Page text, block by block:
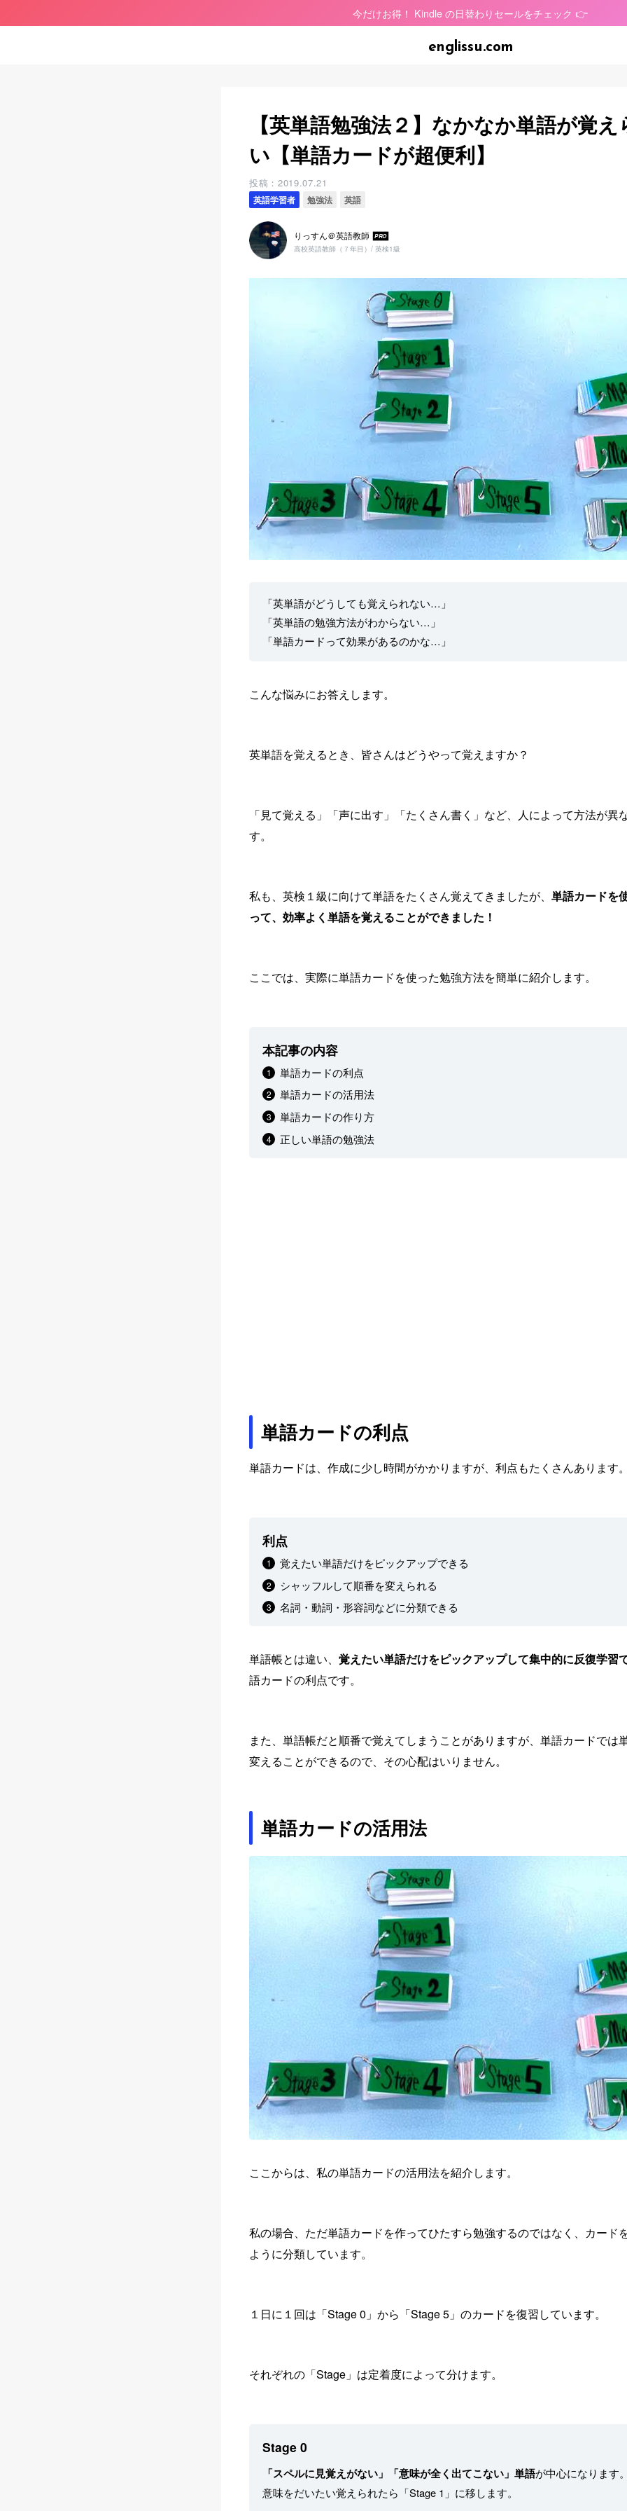
今だけお得！ Kindle の日替わりセールをチェック 👉
【英単語勉強法２】なかなか単語が覚
い【単語カードが超便利】
投稿： 2019.07.21
英語学習者 勉強法 英語
りっすん＠英語教師 PRO
高校英語教師（７年目）/ 英検1級
「英単語がどうしても覚えられない…」
「英単語の勉強方法がわからない…」
「単語カードって効果があるのかな…」
こんな悩みにお答えします。
英単語を覚えるとき、皆さんはどうやって覚えますか？
「見て覚える」「声に出す」「たくさん書く」など、人によって方法が異
す。
私も、英検１級に向けて単語をたくさん覚えてきましたが、 単語カードを
って、効率よく単語を覚えることができました！
ここでは、実際に単語カードを使った勉強方法を簡単に紹介します。
本記事の内容
単語カードの利点
単語カードの活用法
単語カードの作り方
正しい単語の勉強法
単語カードの利点
単語カードは、作成に少し時間がかかりますが、利点もたくさんあります
利点
覚えたい単語だけをピックアップできる
シャッフルして順番を変えられる
名詞・動詞・形容詞などに分類できる
単語帳とは違い、 覚えたい単語だけをピックアップして集中的に反復学習
語カードの利点です。
また、単語帳だと順番で覚えてしまうことがありますが、単語カードでは
変えることができるので、その心配はいりません。
単語カードの活用法
ここからは、私の単語カードの活用法を紹介します。
私の場合、ただ単語カードを作ってひたすら勉強するのではなく、カード
ように分類しています。
１日に１回は「Stage 0」から「Stage 5」のカードを復習しています。
それぞれの「Stage」は定着度によって分けます。
Stage 0
「スペルに見覚えがない」「意味が全く出てこない」単語が中心になります
意味をだいたい覚えられたら「Stage 1」に移します。